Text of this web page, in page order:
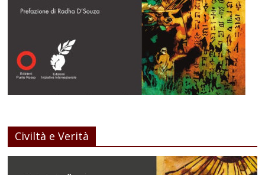
Civiltà e Verità